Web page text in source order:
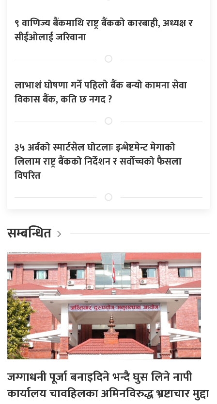
९ वाणिज्य बैंकमाथि राष्ट्र बैंकको कारबाही, अध्यक्ष र
सीईओलाई जरिवाना
लाभाशं घोषणा गर्ने पहिलो बैंक बन्यो कामना सेवा
विकास बैंक, कति छ नगद ?
३५ अर्बको स्मार्टसेल घोटलाः इन्भेष्टमेन्ट मेगाको
लिलाम राष्ट्र बैंकको निर्देशन र सर्वोच्चको फैसला
विपरित
सम्बन्धित
जग्गाधनी पूर्जा बनाइदिने भन्दै घुस लिने नापी
कार्यालय चावहिलका अमिनविरुद्ध भ्रष्टाचार मुद्दा